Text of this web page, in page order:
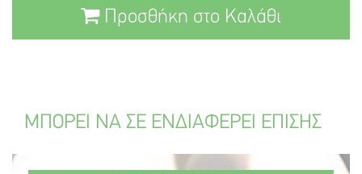
Προσθήκη στο Καλάθι
ΜΠΟΡΕΙ ΝΑ ΣΕ ΕΝΔΙΑΦΕΡΕΙ ΕΠΙΣΗΣ